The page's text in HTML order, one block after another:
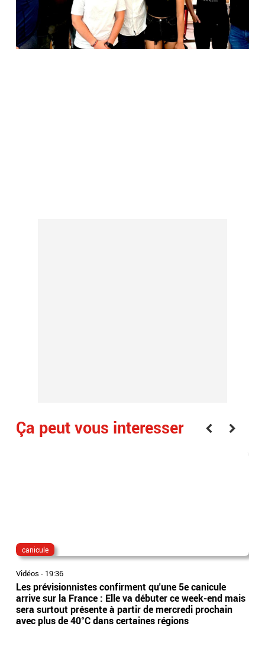
Ça peut vous interesser
canicule
Vidéos - 19:36
Les prévisionnistes confirment qu'une 5e canicule
arrive sur la France : Elle va débuter ce week-end mais
sera surtout présente à partir de mercredi prochain
avec plus de 40°C dans certaines régions